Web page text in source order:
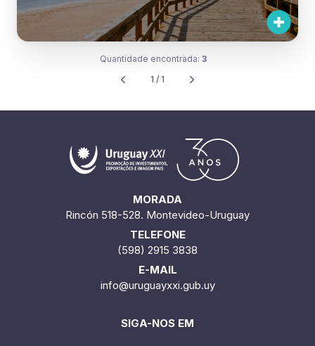
Quantidade encontrada: 3
1 / 1
MORADA
Rincón 518-528. Montevideo-Uruguay
TELEFONE
(598) 2915 3838
E-MAIL
info@uruguayxxi.gub.uy
SIGA-NOS EM